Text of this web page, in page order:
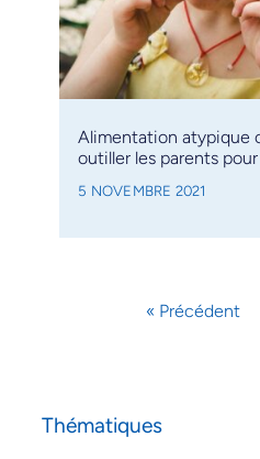
Alimentation atypique
outiller les parents
5 NOVEMBRE 2021
« Précédent
Thématiques